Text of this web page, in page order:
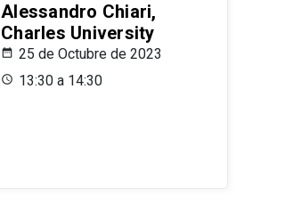
Alessandro Chiari,
Charles University
25 de Octubre de 2023
13:30 a 14:30